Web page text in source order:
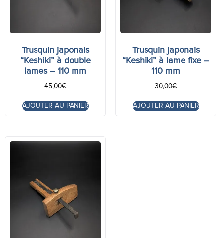
Trusquin japonais
“Keshiki” à double
lames – 110 mm
45,00€
AJOUTER AU PANIER
Trusquin japonais
“Keshiki” à lame fixe –
110 mm
30,00€
AJOUTER AU PANIER